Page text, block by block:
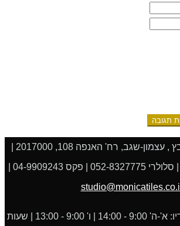
studio@monicatiles.co.il
שעות פעילות הסטודיו: א'-ה' 9:00 - 14:00 | ו' 9:00 - 13:00 | שעות